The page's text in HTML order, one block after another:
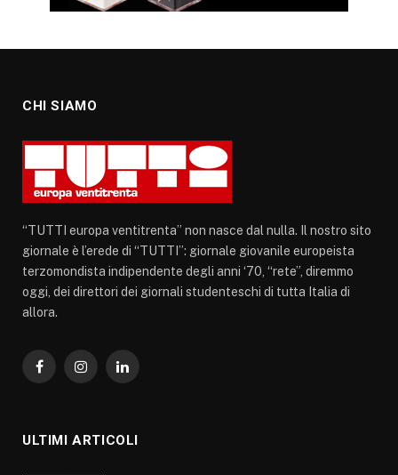
CHI SIAMO
“TUTTI europa ventitrenta” non nasce dal nulla. Il nostro sito
giornale è l’erede di “TUTTI”: giornale giovanile europeista
terzomondista indipendente degli anni ‘70, “rete”, diremmo
oggi, dei direttori dei giornali studenteschi di tutta Italia di
allora.
FacebookInstagramLinkedIn
ULTIMI ARTICOLI